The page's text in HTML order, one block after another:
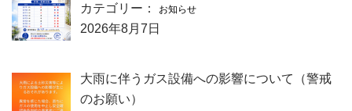
カテゴリー：
お知らせ
2026年8月7日
大雨に伴うガス設備への影響について（警戒
のお願い）